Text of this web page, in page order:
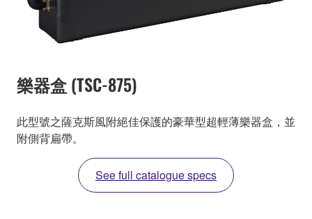
樂器盒 (TSC-875)
此型號之薩克斯風附絕佳保護的豪華型超輕薄樂器盒，並
附側背扁帶。
See full catalogue specs